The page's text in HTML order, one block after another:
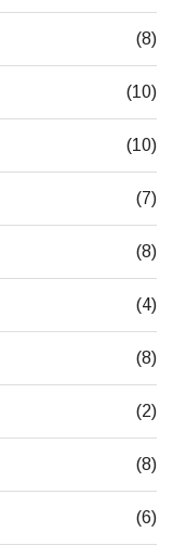
(8)
(10)
(10)
(7)
(8)
(4)
(8)
(2)
(8)
(6)